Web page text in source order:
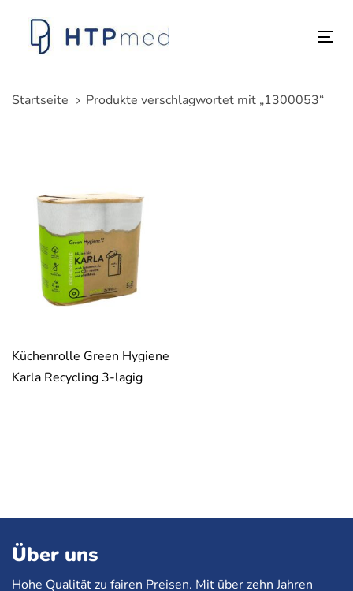
überspringen
springen
Startseite
Produkte verschlagwortet mit „1300053“
Küchenrolle Green Hygiene
Karla Recycling 3-lagig
Über uns
Hohe Qualität zu fairen Preisen. Mit über zehn Jahren